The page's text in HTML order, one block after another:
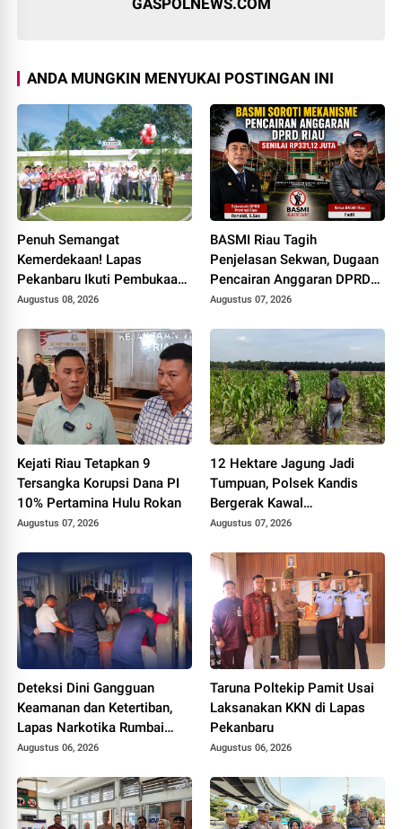
ANDA MUNGKIN MENYUKAI POSTINGAN INI
Penuh Semangat
Kemerdekaan! Lapas
Pekanbaru Ikuti Pembukaan
Pekan Olahraga Ditjenpas
Augustus 08, 2026
BASMI Riau Tagih
Penjelasan Sekwan, Dugaan
Pencairan Anggaran DPRD
Tanpa Prosedur Tuai
Augustus 07, 2026
Kejati Riau Tetapkan 9
Tersangka Korupsi Dana PI
10% Pertamina Hulu Rokan
Augustus 07, 2026
12 Hektare Jagung Jadi
Tumpuan, Polsek Kandis
Bergerak Kawal
Swasembada Pangan
Augustus 07, 2026
Deteksi Dini Gangguan
Keamanan dan Ketertiban,
Lapas Narkotika Rumbai
Gelar Razia Rutin Blok
Augustus 06, 2026
Taruna Poltekip Pamit Usai
Laksanakan KKN di Lapas
Pekanbaru
Augustus 06, 2026